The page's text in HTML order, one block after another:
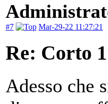
#7 Mar-29-22 11:27:21
Re: Corto
Adesso che